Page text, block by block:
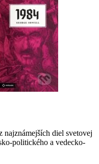
najznámejších diel svetovej
politického a vedecko-